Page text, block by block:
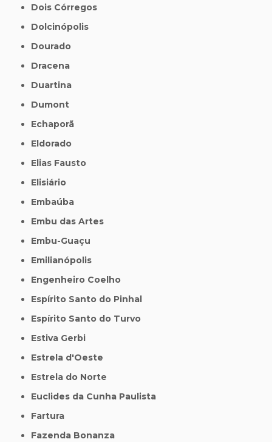
Dois Córregos
Dolcinópolis
Dourado
Dracena
Duartina
Dumont
Echaporã
Eldorado
Elias Fausto
Elisiário
Embaúba
Embu das Artes
Embu-Guaçu
Emilianópolis
Engenheiro Coelho
Espírito Santo do Pinhal
Espírito Santo do Turvo
Estiva Gerbi
Estrela d'Oeste
Estrela do Norte
Euclides da Cunha Paulista
Fartura
Fazenda Bonanza